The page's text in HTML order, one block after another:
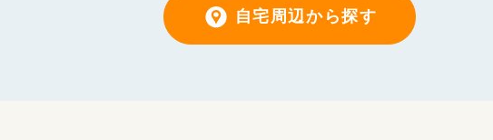
自宅周辺から探す